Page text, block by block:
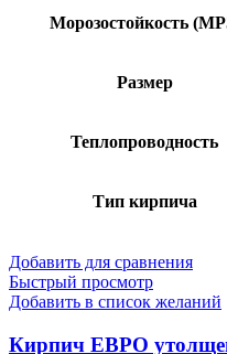
Морозостойкость
Размер
Теплопроводность
Тип кирпича
Добавить для сравнения
Быстрый просмотр
Добавить в список желаний
Кирпич ЕВРО